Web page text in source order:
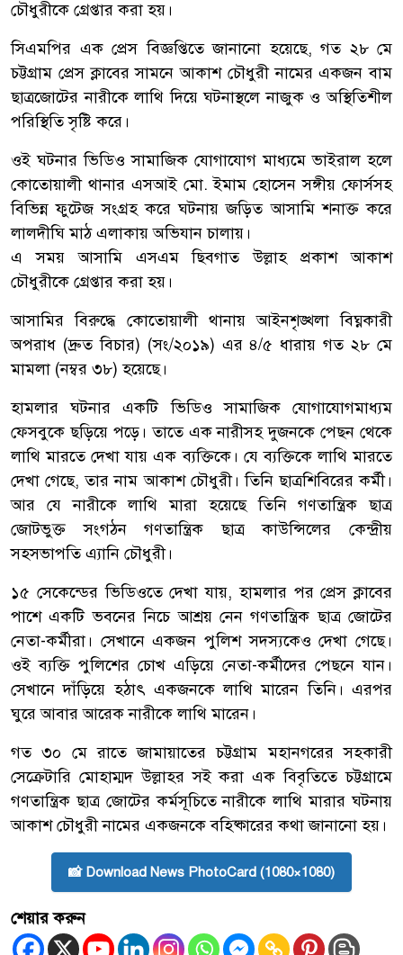
চৌধুরীকে গ্রেপ্তার করা হয়।
সিএমপির এক প্রেস বিজ্ঞপ্তিতে জানানো হয়েছে, গত ২৮ মে
চট্টগ্রাম প্রেস ক্লাবের সামনে আকাশ চৌধুরী নামের একজন বাম
ছাত্রজোটের নারীকে লাথি দিয়ে ঘটনাস্থলে নাজুক ও অস্থিতিশীল
পরিস্থিতি সৃষ্টি করে।
ওই ঘটনার ভিডিও সামাজিক যোগাযোগ মাধ্যমে ভাইরাল হলে
কোতোয়ালী থানার এসআই মো. ইমাম হোসেন সঙ্গীয় ফোর্সসহ
বিভিন্ন ফুটেজ সংগ্রহ করে ঘটনায় জড়িত আসামি শনাক্ত করে
লালদীঘি মাঠ এলাকায় অভিযান চালায়।
এ সময় আসামি এসএম ছিবগাত উল্লাহ প্রকাশ আকাশ
চৌধুরীকে গ্রেপ্তার করা হয়।
আসামির বিরুদ্ধে কোতোয়ালী থানায় আইনশৃঙ্খলা বিঘ্নকারী
অপরাধ (দ্রুত বিচার) (সং/২০১৯) এর ৪/৫ ধারায় গত ২৮ মে
মামলা (নম্বর ৩৮) হয়েছে।
হামলার ঘটনার একটি ভিডিও সামাজিক যোগাযোগমাধ্যম
ফেসবুকে ছড়িয়ে পড়ে। তাতে এক নারীসহ দুজনকে পেছন থেকে
লাথি মারতে দেখা যায় এক ব্যক্তিকে। যে ব্যক্তিকে লাথি মারতে
দেখা গেছে, তার নাম আকাশ চৌধুরী। তিনি ছাত্রশিবিরের কর্মী।
আর যে নারীকে লাথি মারা হয়েছে তিনি গণতান্ত্রিক ছাত্র
জোটভুক্ত সংগঠন গণতান্ত্রিক ছাত্র কাউন্সিলের কেন্দ্রীয়
সহসভাপতি এ্যানি চৌধুরী।
১৫ সেকেন্ডের ভিডিওতে দেখা যায়, হামলার পর প্রেস ক্লাবের
পাশে একটি ভবনের নিচে আশ্রয় নেন গণতান্ত্রিক ছাত্র জোটের
নেতা-কর্মীরা। সেখানে একজন পুলিশ সদস্যকেও দেখা গেছে।
ওই ব্যক্তি পুলিশের চোখ এড়িয়ে নেতা-কর্মীদের পেছনে যান।
সেখানে দাঁড়িয়ে হঠাৎ একজনকে লাথি মারেন তিনি। এরপর
ঘুরে আবার আরেক নারীকে লাথি মারেন।
গত ৩০ মে রাতে জামায়াতের চট্টগ্রাম মহানগরের সহকারী
সেক্রেটারি মোহাম্মদ উল্লাহর সই করা এক বিবৃতিতে চট্টগ্রামে
গণতান্ত্রিক ছাত্র জোটের কর্মসূচিতে নারীকে লাথি মারার ঘটনায়
আকাশ চৌধুরী নামের একজনকে বহিষ্কারের কথা জানানো হয়।
📸 Download News PhotoCard (1080×1080)
শেয়ার করুন